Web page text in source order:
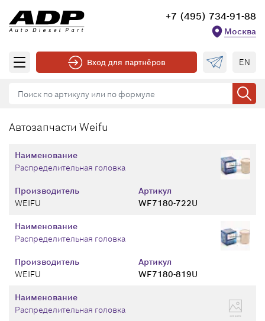
+7 (495) 734-91-88
Москва
Вход для партнёров EN
Автозапчасти Weifu
Производитель
WEIFU
Артикул
WF7180-722U
Наименование
Распределительная головка
Производитель
WEIFU
Артикул
WF7180-819U
Наименование
Распределительная головка
Наименование
Распределительная головка